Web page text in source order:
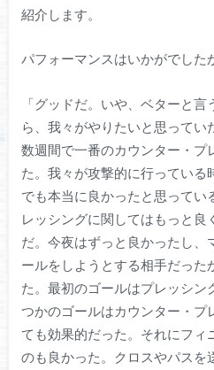
紹介します。
パフォーマンスはいかがでした
「グッドだ。いや、ベターと
ら、我々がやりたいと思ってい
数週間で一番のカウンター・プ
た。我々が攻撃的に行っている
でも本当に良かったと思ってい
レッシングに関してはもっと良
だ。今夜はずっと良かったし、
ールをしようとする相手だった
た。最初のゴールはプレッシン
つかのゴールはカウンター・プ
ても効果的だった。それにフィ
のも良かった。クロスやパスを